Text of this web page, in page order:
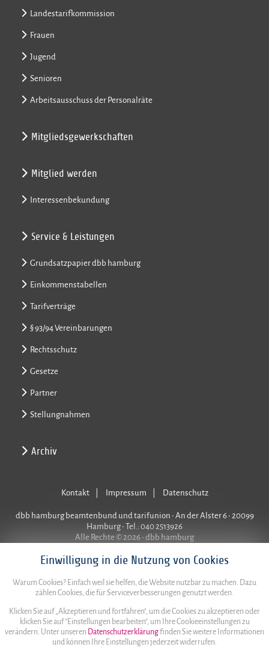
Einwilligung in die Nutzung von Cookies
Warum Cookies? Einfach weil sie helfen, die Website nutzbar zu machen. Dazu
zählen Cookies, die für Serviceverbesserungen genutzt werden.
Klicken Sie auf „Akzeptieren und fortfahren", um die Cookies zu akzeptieren oder
klicken Sie auf "Einstellungen bearbeiten", um Ihre Cookieeinstellungen zu
verändern. Unter unseren Datenschutzerklärungfinden Sie weitere Informationen
und können Ihre Einstellungen jederzeit widerrufen.
Landestarifkommission
Frauen
Jugend
Senioren
Arbeitsausschuss der Personalräte
Mitgliedsgewerkschaften
Mitglied werden
Interessenbekundung
Service & Leistungen
Grundsatzpapier dbb hamburg
Einkommenstabellen
Tarifverträge
§ 93/94 Vereinbarungen
Rechtsschutz
Gesetze
Partner
Stellungnahmen
Archiv
Kontakt Impressum Datenschutz
dbb hamburg beamtenbund und tarifunion • An der Alster 6 • 20099
Hamburg • Tel.: 040 2513926
Alle Rechte © 2026 • dbb hamburg